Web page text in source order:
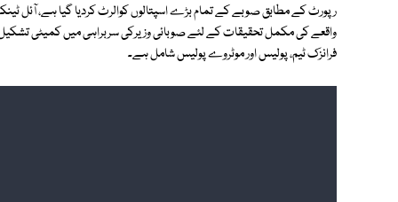
رپورٹ کے مطابق صوبے کے تمام بڑے اسپتالوں کوالرٹ کردیا گیا ہے، آئل
واقعے کی مکمل تحقیقات کے لئے صوبائی وزیرکی سربراہی میں کمیٹی
فرانزک ٹیم، پولیس اور موٹروے پولیس شامل ہے۔